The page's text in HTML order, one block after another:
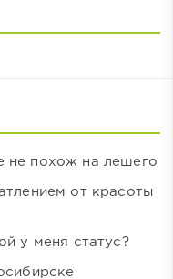
не похож на лешего
от красоты
у меня статус?